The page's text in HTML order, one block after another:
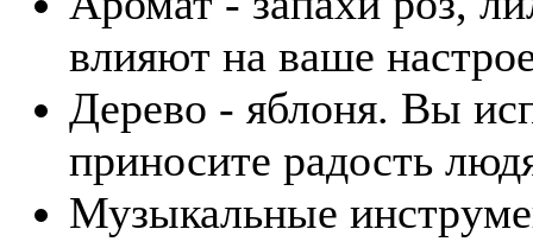
влияют на ваше
Дерево - яблоня. Вы
приносите радость
Музыкальные